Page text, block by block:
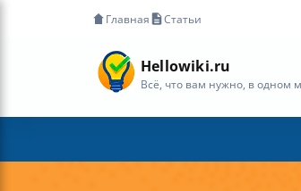
Главная Статьи
Hellowiki.ru
Всё, что вам нужно, в одном